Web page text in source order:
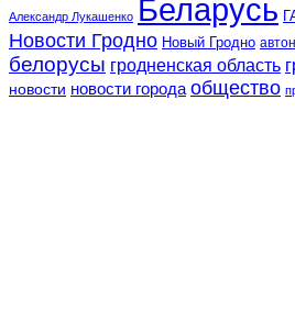
Александр Лукашенко Беларусь
Новости Гродно Новый Гродно
белорусы гродненская область
новости новости города общество